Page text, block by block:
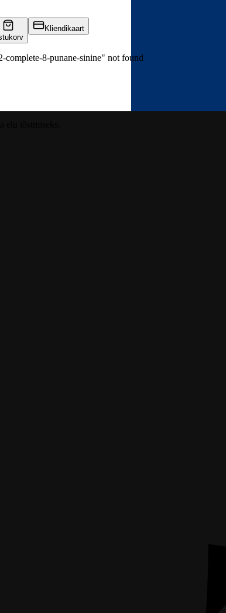
Kliendikaart
8-punane-sinine" not found